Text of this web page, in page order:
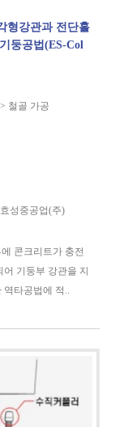
형강관과 전단홀
둥공법(ES-Col
철골 가공
성중공업(주)
콘크리트가 충전
기둥부 강관을 지
역타공법에 적..